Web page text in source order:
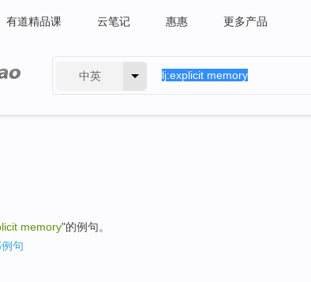
有道精品课 云笔记 惠惠 更多产品
中英
memory"的例句。
句